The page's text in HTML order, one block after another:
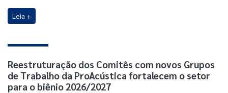
Leia +
Reestruturação dos Comitês com novos Grupos
de Trabalho da ProAcústica fortalecem o setor
para o biênio 2026/2027